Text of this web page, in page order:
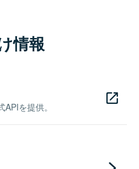
情報
を提供。